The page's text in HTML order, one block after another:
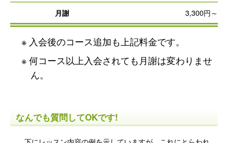
月謝 3,300円～
入会後のコース追加も上記料金です。
何コース以上入会されても月謝は変わりませ
ん。
なんでも質問してOKです!